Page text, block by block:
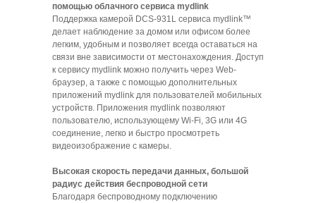
помощью облачного сервиса mydlink
Поддержка камерой DCS-931L сервиса mydlink™
делает наблюдение за домом или офисом более
легким, удобным и позволяет всегда оставаться на
связи вне зависимости от местонахождения. Доступ
к сервису mydlink можно получить через Web-
браузер, а также с помощью дополнительных
приложений mydlink для пользователей мобильных
устройств. Приложения mydlink позволяют
пользователю, использующему Wi-Fi, 3G или 4G
соединение, легко и быстро просмотреть
видеоизображение с камеры.
Высокая скорость передачи данных, большой
радиус действия беспроводной сети
Благодаря беспроводному подключению